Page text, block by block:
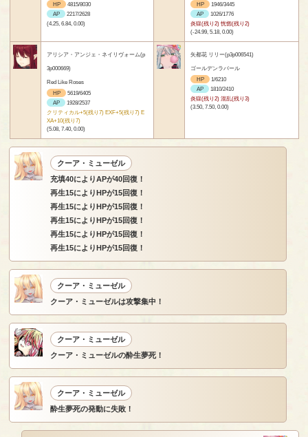
HP
4815/8030
AP
2217/2628
(4.25, 6.84, 0.00)
HP
1946/3445
AP
1026/1776
炎獄(残り2) 恍惚(残り2)
(-24.99, 5.18, 0.00)
アリシア・アンジェ・ネイリヴォーム(p
3p000669)
Red Like Roses
HP
5619/6405
AP
1928/2537
クリティカル+5(残り7) EXF+5(残り7) E
XA+10(残り7)
(5.08, 7.40, 0.00)
矢都花 リリー(p3p006541)
ゴールデンラバール
HP
1/6210
AP
1810/2410
炎獄(残り2) 混乱(残り3)
(3.50, 7.50, 0.00)
クーア・ミューゼル
充填40によりAPが40回復！
再生15によりHPが15回復！
再生15によりHPが15回復！
再生15によりHPが15回復！
再生15によりHPが15回復！
再生15によりHPが15回復！
クーア・ミューゼル
クーア・ミューゼルは攻撃集中！
クーア・ミューゼル
クーア・ミューゼルの酔生夢死！
クーア・ミューゼル
酔生夢死の発動に失敗！